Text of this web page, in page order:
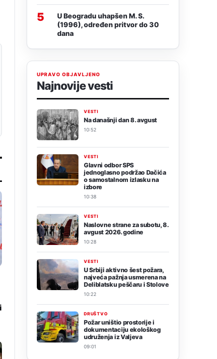
5
U Beogradu uhapšen M. S.
(1996), određen pritvor do 30
dana
UPRAVO OBJAVLJENO
Najnovije vesti
VESTI
Na današnji dan 8. avgust
10:52
VESTI
Glavni odbor SPS
jednoglasno podržao Dačića
o samostalnom izlasku na
izbore
10:38
VESTI
Naslovne strane za subotu, 8.
avgust 2026. godine
10:28
VESTI
U Srbiji aktivno šest požara,
najveća pažnja usmerena na
Deliblatsku peščaru i Stolove
10:22
DRUŠTVO
Požar uništio prostorije i
dokumentaciju ekološkog
udruženja iz Valjeva
09:01